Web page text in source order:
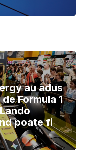
au adus
Formula 1
poate fi